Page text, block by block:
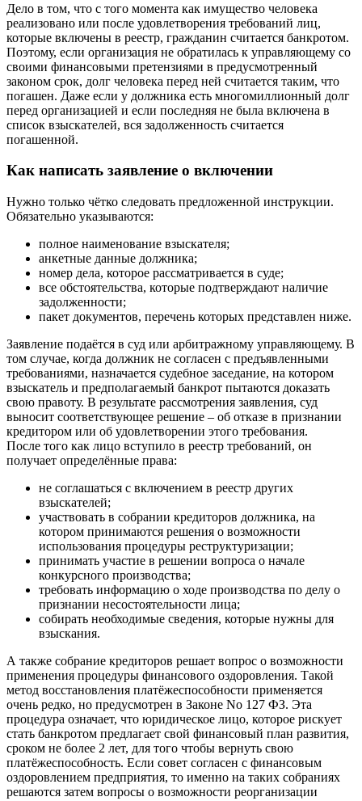
Дело в том, что с того момента как имущество человека
реализовано или после удовлетворения требований лиц,
которые включены в реестр, гражданин считается банкротом.
Поэтому, если организация не обратилась к управляющему со
своими финансовыми претензиями в предусмотренный
законом срок, долг человека перед ней считается таким, что
погашен. Даже если у должника есть многомиллионный долг
перед организацией и если последняя не была включена в
список взыскателей, вся задолженность считается
погашенной.
Как написать заявление о включении
Нужно только чётко следовать предложенной инструкции.
Обязательно указываются:
полное наименование взыскателя;
анкетные данные должника;
номер дела, которое рассматривается в суде;
все обстоятельства, которые подтверждают наличие
задолженности;
пакет документов, перечень которых представлен ниже.
Заявление подаётся в суд или арбитражному управляющему. В
том случае, когда должник не согласен с предъявленными
требованиями, назначается судебное заседание, на котором
взыскатель и предполагаемый банкрот пытаются доказать
свою правоту. В результате рассмотрения заявления, суд
выносит соответствующее решение – об отказе в признании
кредитором или об удовлетворении этого требования.
После того как лицо вступило в реестр требований, он
получает определённые права:
не соглашаться с включением в реестр других
взыскателей;
участвовать в собрании кредиторов должника, на
котором принимаются решения о возможности
использования процедуры реструктуризации;
принимать участие в решении вопроса о начале
конкурсного производства;
требовать информацию о ходе производства по делу о
признании несостоятельности лица;
собирать необходимые сведения, которые нужны для
взыскания.
А также собрание кредиторов решает вопрос о возможности
применения процедуры финансового оздоровления. Такой
метод восстановления платёжеспособности применяется
очень редко, но предусмотрен в Законе No 127 ФЗ. Эта
процедура означает, что юридическое лицо, которое рискует
стать банкротом предлагает свой финансовый план развития,
сроком не более 2 лет, для того чтобы вернуть свою
платёжеспособность. Если совет согласен с финансовым
оздоровлением предприятия, то именно на таких собраниях
решаются затем вопросы о возможности реорганизации